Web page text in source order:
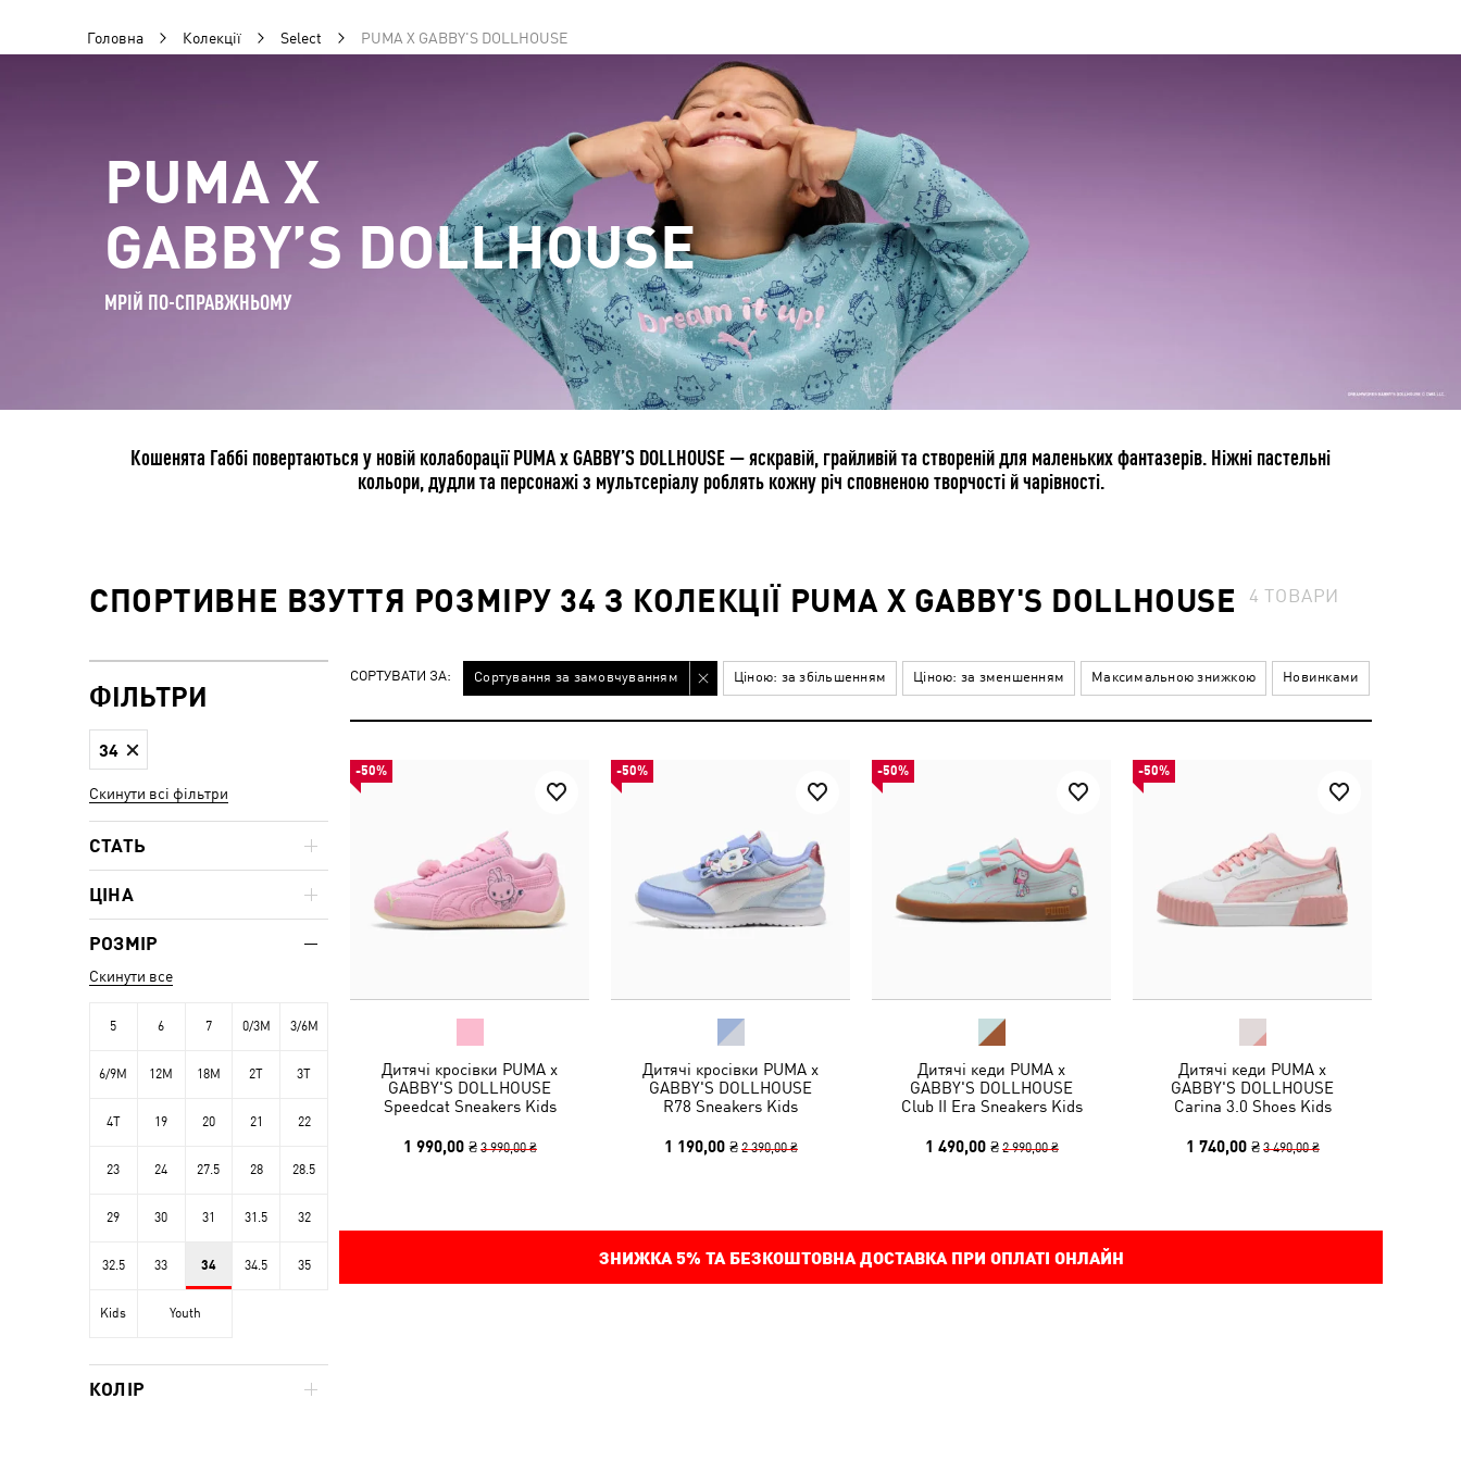
Головна Колекції Select PUMA X GABBY'S DOLLHOUSE
PUMA X
GABBY’S DOLLHOUSE
МРІЙ ПО-СПРАВЖНЬОМУ
Кошенята Габбі повертаються у новій колаборації PUMA x GABBY’S DOLLHOUSE — яскравій, грайливій та створеній для маленьких фантазерів. Ніжні пастельні
кольори, дудли та персонажі з мультсеріалу роблять кожну річ сповненою творчості й чарівності.
СПОРТИВНЕ ВЗУТТЯ РОЗМІРУ 34 З КОЛЕКЦІЇ PUMA X GABBY'S DOLLHOUSE 4ТОВАРИ
СОРТУВАТИ ЗА: Сортування за замовчуванням Ціною: за збільшенням Ціною: за зменшенням Максимальною знижкою Новинками
-50%
Дитячі кросівки PUMA x
GABBY'S DOLLHOUSE
Speedcat Sneakers Kids
1 990,00 ₴ 3 990,00 ₴
-50%
Дитячі кросівки PUMA x
GABBY'S DOLLHOUSE
R78 Sneakers Kids
1 190,00 ₴ 2 390,00 ₴
-50%
Дитячі кеди PUMA x
GABBY'S DOLLHOUSE
Club II Era Sneakers Kids
1 490,00 ₴ 2 990,00 ₴
-50%
Дитячі кеди PUMA x
GABBY'S DOLLHOUSE
Carina 3.0 Shoes Kids
1 740,00 ₴ 3 490,00 ₴
ЗНИЖКА 5% ТА БЕЗКОШТОВНА ДОСТАВКА ПРИ ОПЛАТІ ОНЛАЙН
ФІЛЬТРИ
34
Скинути всі фільтри
СТАТЬ
ЦІНА
РОЗМІР
Скинути все
5 6 7 0/3M 3/6M
6/9M 12M 18M 2T 3T
4T 19 20 21 22
23 24 27.5 28 28.5
29 30 31 31.5 32
32.5 33 34 34.5 35
Kids Youth
КОЛІР